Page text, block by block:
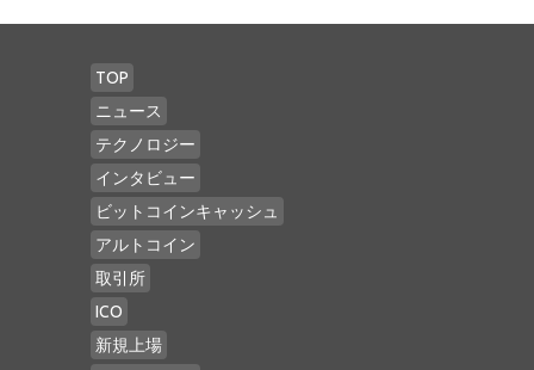
TOP
ニュース
テクノロジー
インタビュー
ビットコインキャッシュ
アルトコイン
取引所
ICO
新規上場